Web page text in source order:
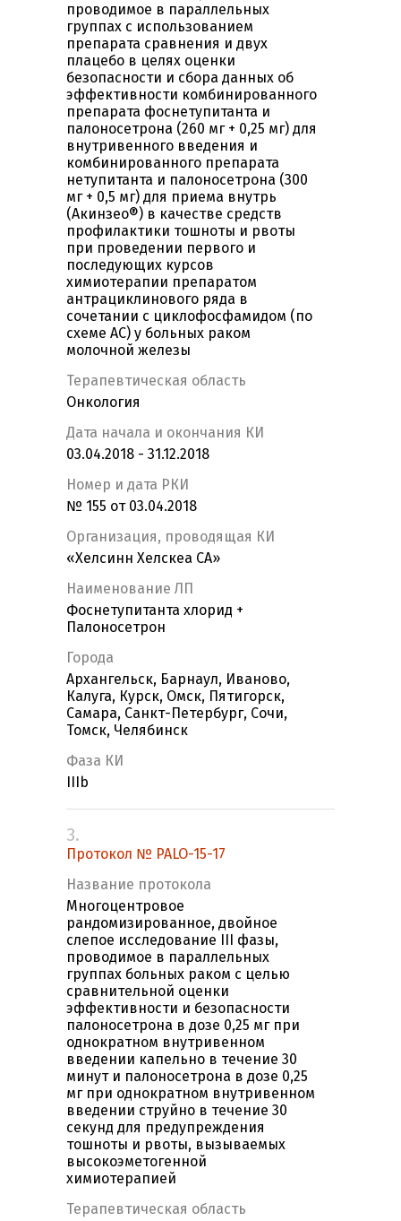
проводимое в параллельных
группах с использованием
препарата сравнения и двух
плацебо в целях оценки
безопасности и сбора данных об
эффективности комбинированного
препарата фоснетупитанта и
палоносетрона (260 мг + 0,25 мг) для
внутривенного введения и
комбинированного препарата
нетупитанта и палоносетрона (300
мг + 0,5 мг) для приема внутрь
(Акинзео®) в качестве средств
профилактики тошноты и рвоты
при проведении первого и
последующих курсов
химиотерапии препаратом
антрациклинового ряда в
сочетании с циклофосфамидом (по
схеме АС) у больных раком
молочной железы
Терапевтическая область
Онкология
Дата начала и окончания КИ
03.04.2018 - 31.12.2018
Номер и дата РКИ
№ 155 от 03.04.2018
Организация, проводящая КИ
«Хелсинн Хелскеа СА»
Наименование ЛП
Фоснетупитанта хлорид +
Палоносетрон
Города
Архангельск, Барнаул, Иваново,
Калуга, Курск, Омск, Пятигорск,
Самара, Санкт-Петербург, Сочи,
Томск, Челябинск
Фаза КИ
IIIb
3.
Протокол № PALO-15-17
Название протокола
Многоцентровое
рандомизированное, двойное
слепое исследование III фазы,
проводимое в параллельных
группах больных раком с целью
сравнительной оценки
эффективности и безопасности
палоносетрона в дозе 0,25 мг при
однократном внутривенном
введении капельно в течение 30
минут и палоносетрона в дозе 0,25
мг при однократном внутривенном
введении струйно в течение 30
секунд для предупреждения
тошноты и рвоты, вызываемых
высокоэметогенной
химиотерапией
Терапевтическая область